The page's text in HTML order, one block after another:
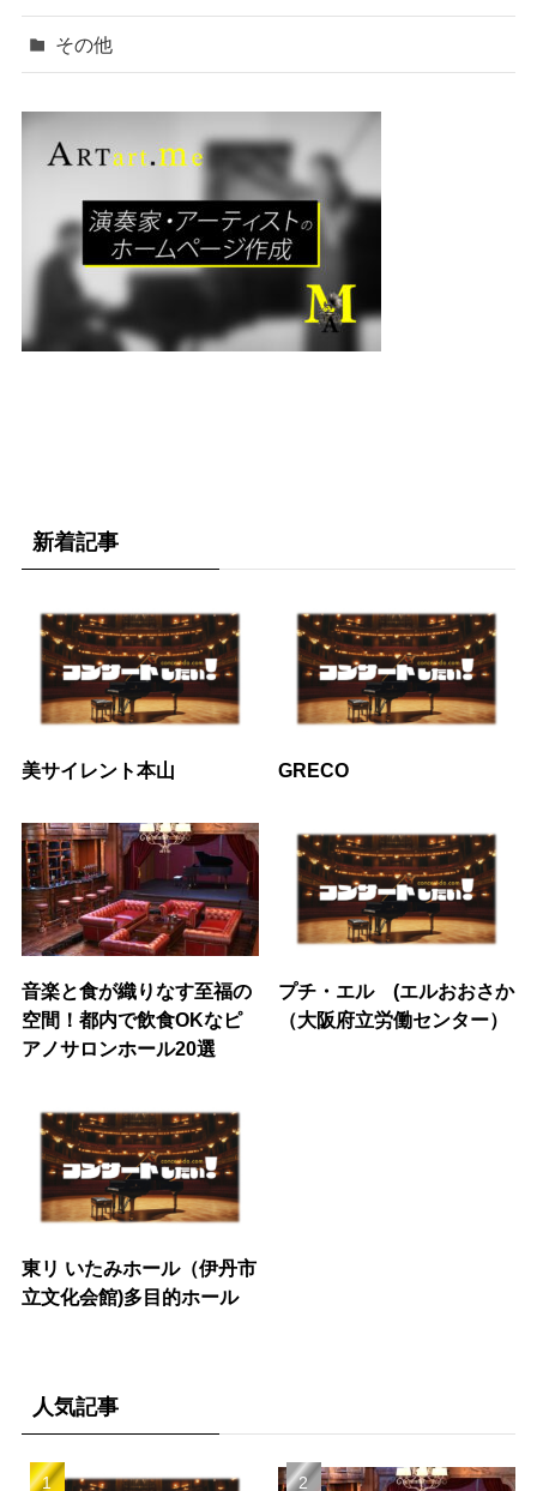
その他
新着記事
美サイレント本山 GRECO
音楽と食が織りなす至福の
空間！都内で飲食OKなピ
アノサロンホール20選
プチ・エル (エルおおさか
（大阪府立労働センター）
東リ いたみホール（伊丹市
立文化会館)多目的ホール
人気記事